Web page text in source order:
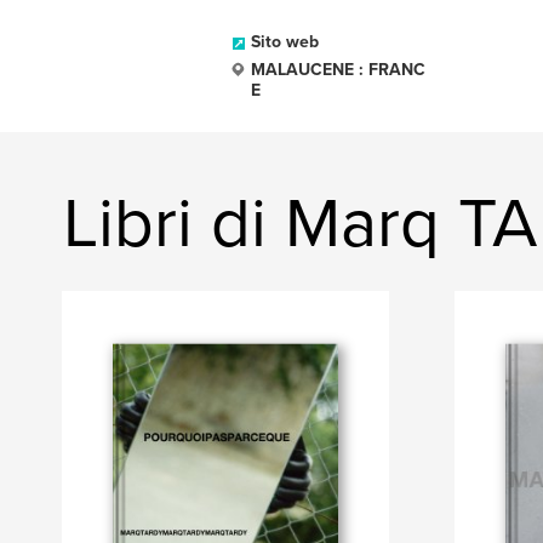
Sito web
MALAUCENE : FRANC
E
Libri di Marq